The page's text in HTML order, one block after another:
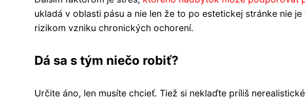
ukladá v oblasti pásu a nie len že to po estetickej stránke nie
rizikom vzniku chronických ochorení.
Dá sa s tým niečo robiť?
Určite áno, len musíte chcieť. Tiež si neklaďte príliš